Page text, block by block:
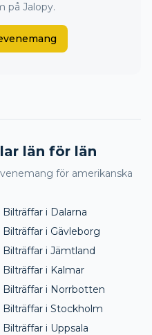
på Jalopy.
län för län
för amerikanska
Bilträffar i Dalarna
Bilträffar i Gävleborg
Bilträffar i Jämtland
Bilträffar i Kalmar
Bilträffar i Norrbotten
Bilträffar i Stockholm
Bilträffar i Uppsala